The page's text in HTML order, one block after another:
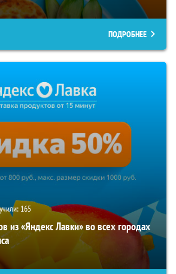
ПОДРОБНЕЕ
165
из «Яндекс Лавки» во всех городах